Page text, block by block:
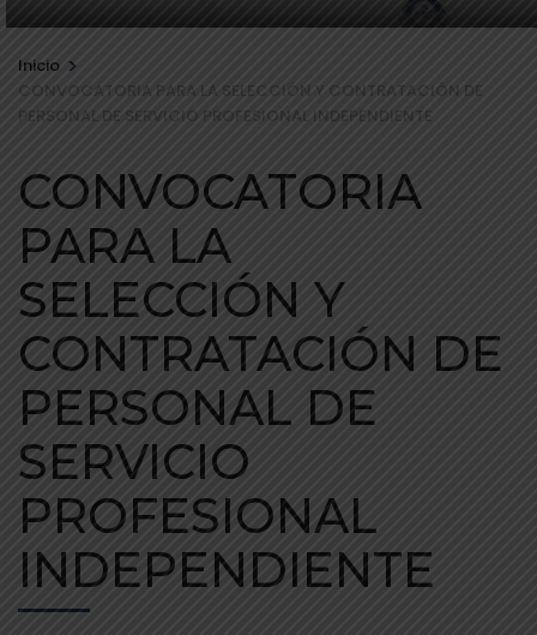
Inicio >
CONVOCATORIA PARA LA SELECCIÓN Y CONTRATACIÓN DE
PERSONAL DE SERVICIO PROFESIONAL INDEPENDIENTE
CONVOCATORIA
PARA LA
SELECCIÓN Y
CONTRATACIÓN DE
PERSONAL DE
SERVICIO
PROFESIONAL
INDEPENDIENTE